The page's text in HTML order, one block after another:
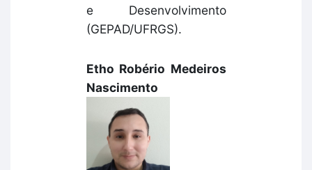
e Desenvolvimento
(GEPAD/UFRGS).
Etho Robério Medeiros
Nascimento